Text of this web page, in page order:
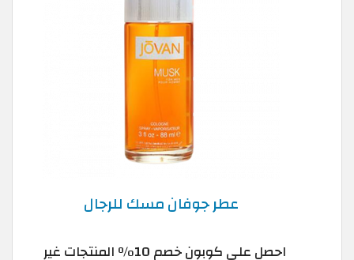
عطر جوفان مسك للرجال
احصل على كوبون خصم 10٪ المنتجات غير